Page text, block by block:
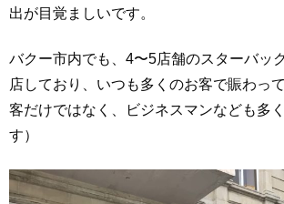
出が目覚ましいです。
バクー市内でも、4〜5店舗のスターバッ
店しており、いつも多くのお客で賑わっ
客だけではなく、ビジネスマンなども多
す）